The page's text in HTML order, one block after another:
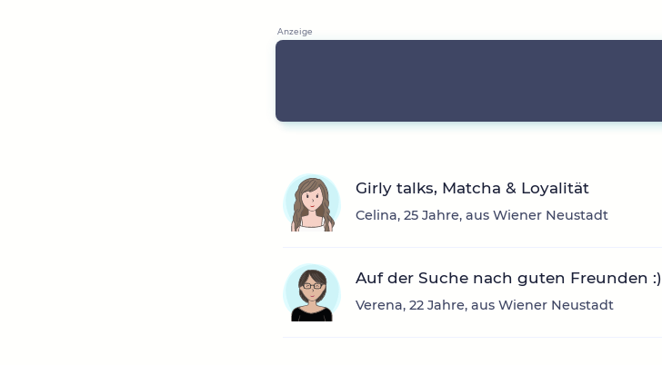
Girly talks, Matcha & Loyalität
Celina, 25 Jahre, aus Wiener Neustadt
Auf der Suche nach guten Freunden :)
Verena, 22 Jahre, aus Wiener Neustadt